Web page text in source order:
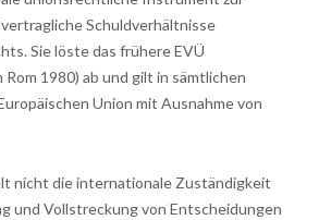
Schuldverhältnisse
Sie löste das frühere EVÜ
1980) ab und gilt in sämtlichen
Union mit Ausnahme von
nicht die internationale Zuständigkeit
und Vollstreckung von Entscheidungen